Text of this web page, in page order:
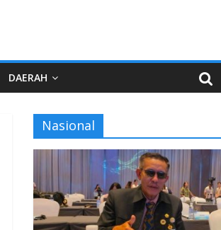
DAERAH
Nasional